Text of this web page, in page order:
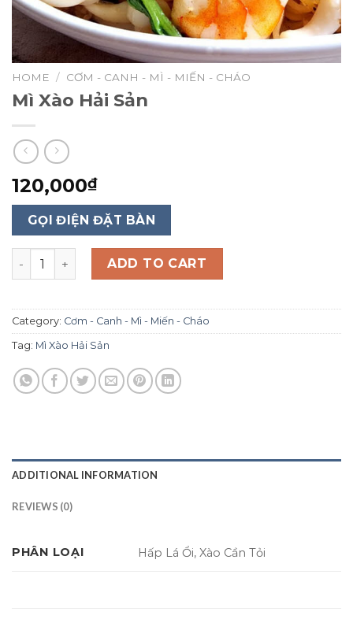
HOME / CƠM - CANH - MÌ - MIẾN - CHÁO
Mì Xào Hải Sản
120,000₫
GỌI ĐIỆN ĐẶT BÀN
Mì Xào Hải Sản quantityADD TO CART
Category: Cơm - Canh - Mì - Miến - Cháo
Tag: Mì Xào Hải Sản
ADDITIONAL INFORMATION
REVIEWS (0)
PHÂN LOẠI Hấp Lá Ổi, Xào Cần Tỏi